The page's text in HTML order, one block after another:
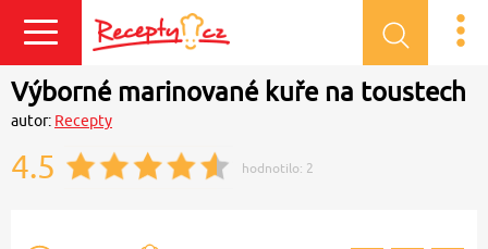
Přihlásit se
Výborné marinované kuře na toustech
autor: Recepty
4.5 hodnotilo: 2